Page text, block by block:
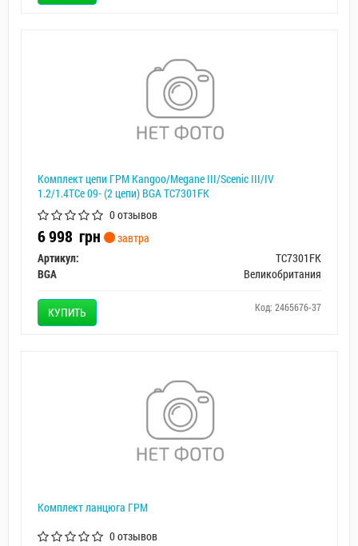
Комплект цепи ГРМ Kangoo/Megane III/Scenic III/IV
1.2/1.4TCe 09- (2 цепи) BGA TC7301FK
0 отзывов
6 998 грн
завтра
Артикул:
TC7301FK
BGA
Великобритания
КУПИТЬ Код: 2465676-37
Комплект ланцюга ГРМ
0 отзывов